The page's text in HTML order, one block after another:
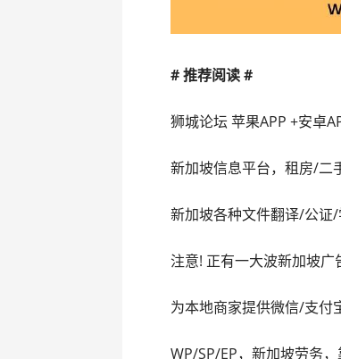
# 推荐阅读 #
狮城论坛 苹果APP +安卓
新加坡信息平台，租房/二
新加坡各种文件翻译/公证
注意! 正有一大波新加坡
为本地商家提供微信/支付
WP/SP/EP，新加坡劳务